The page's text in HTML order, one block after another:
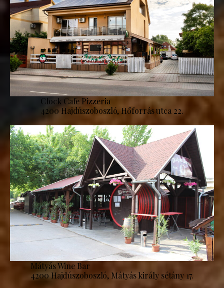
Clock Cafe Pizzeria
4200 Hajdúszoboszló, Hőforrás utca 22.
Mátyás Wine Bar
4200 Hajdúszoboszló, Mátyás király sétány 17.